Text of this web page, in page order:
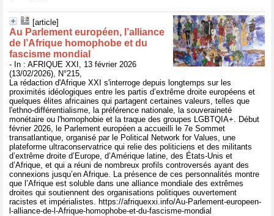
[article]
Au Parlement européen, l’alliance
de l’Afrique homophobe et du
fascisme mondial
- In : AFRIQUE XXI, 13 février 2026
(13/02/2026), N°215,
La rédaction d'Afrique XXI s'interroge depuis longtemps sur les
proximités idéologiques entre les partis d’extrême droite européens et
quelques élites africaines qui partagent certaines valeurs, telles que
l'ethno-différentialisme, la préférence nationale, la souveraineté
monétaire ou l'homophobie et la traque des groupes LGBTQIA+. Début
février 2026, le Parlement européen a accueilli le 7e Sommet
transatlantique, organisé par le Political Network for Values, une
plateforme ultraconservatrice qui relie des politiciens et des militants
d’extrême droite d’Europe, d’Amérique latine, des États-Unis et
d’Afrique, et qui a réuni de nombreux profils controversés ayant des
connexions jusqu’en Afrique. La présence de ces personnalités montre
que l’Afrique est soluble dans une alliance mondiale des extrêmes
droites qui soutiennent des organisations politiques ouvertement
racistes et impérialistes. https://afriquexxi.info/Au-Parlement-europeen-
l-alliance-de-l-Afrique-homophobe-et-du-fascisme-mondial